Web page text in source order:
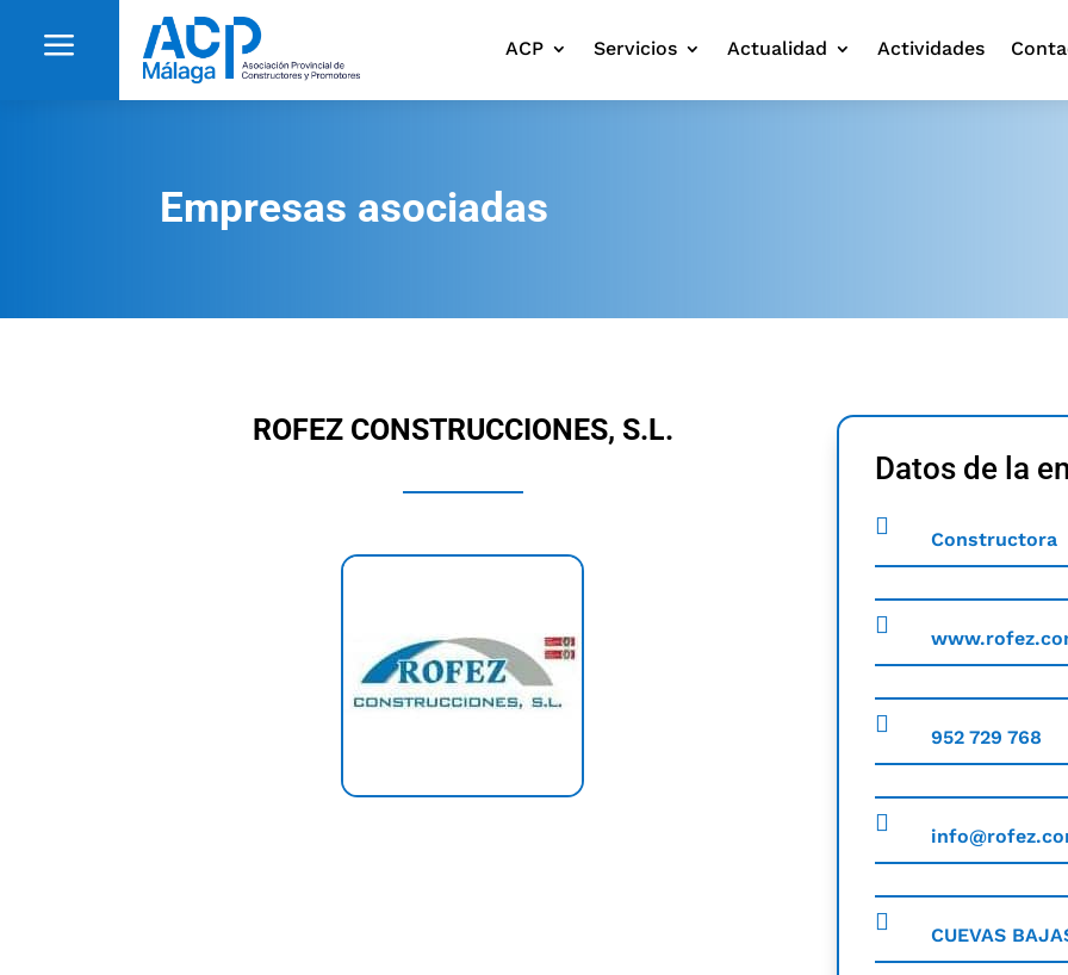
a ACP Servicios Actualidad Actividades
Empresas asociadas
ROFEZ CONSTRUCCIONES, S.L.
Datos de la
Constructora
952 729 768
CUEVAS